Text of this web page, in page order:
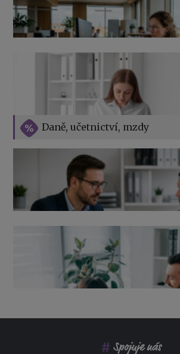
Daně, učetnictví, mzdy
Vše o překážkách v práci na straně
Výpověď ze zdravotních důvodů 2026
zaměstnavatele
Přehledy pro OSSZ a zdravotní
v roce 2026